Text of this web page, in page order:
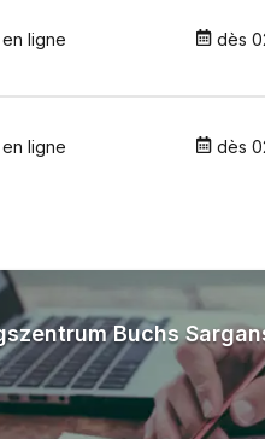
en ligne dès
en ligne dès
Buchs